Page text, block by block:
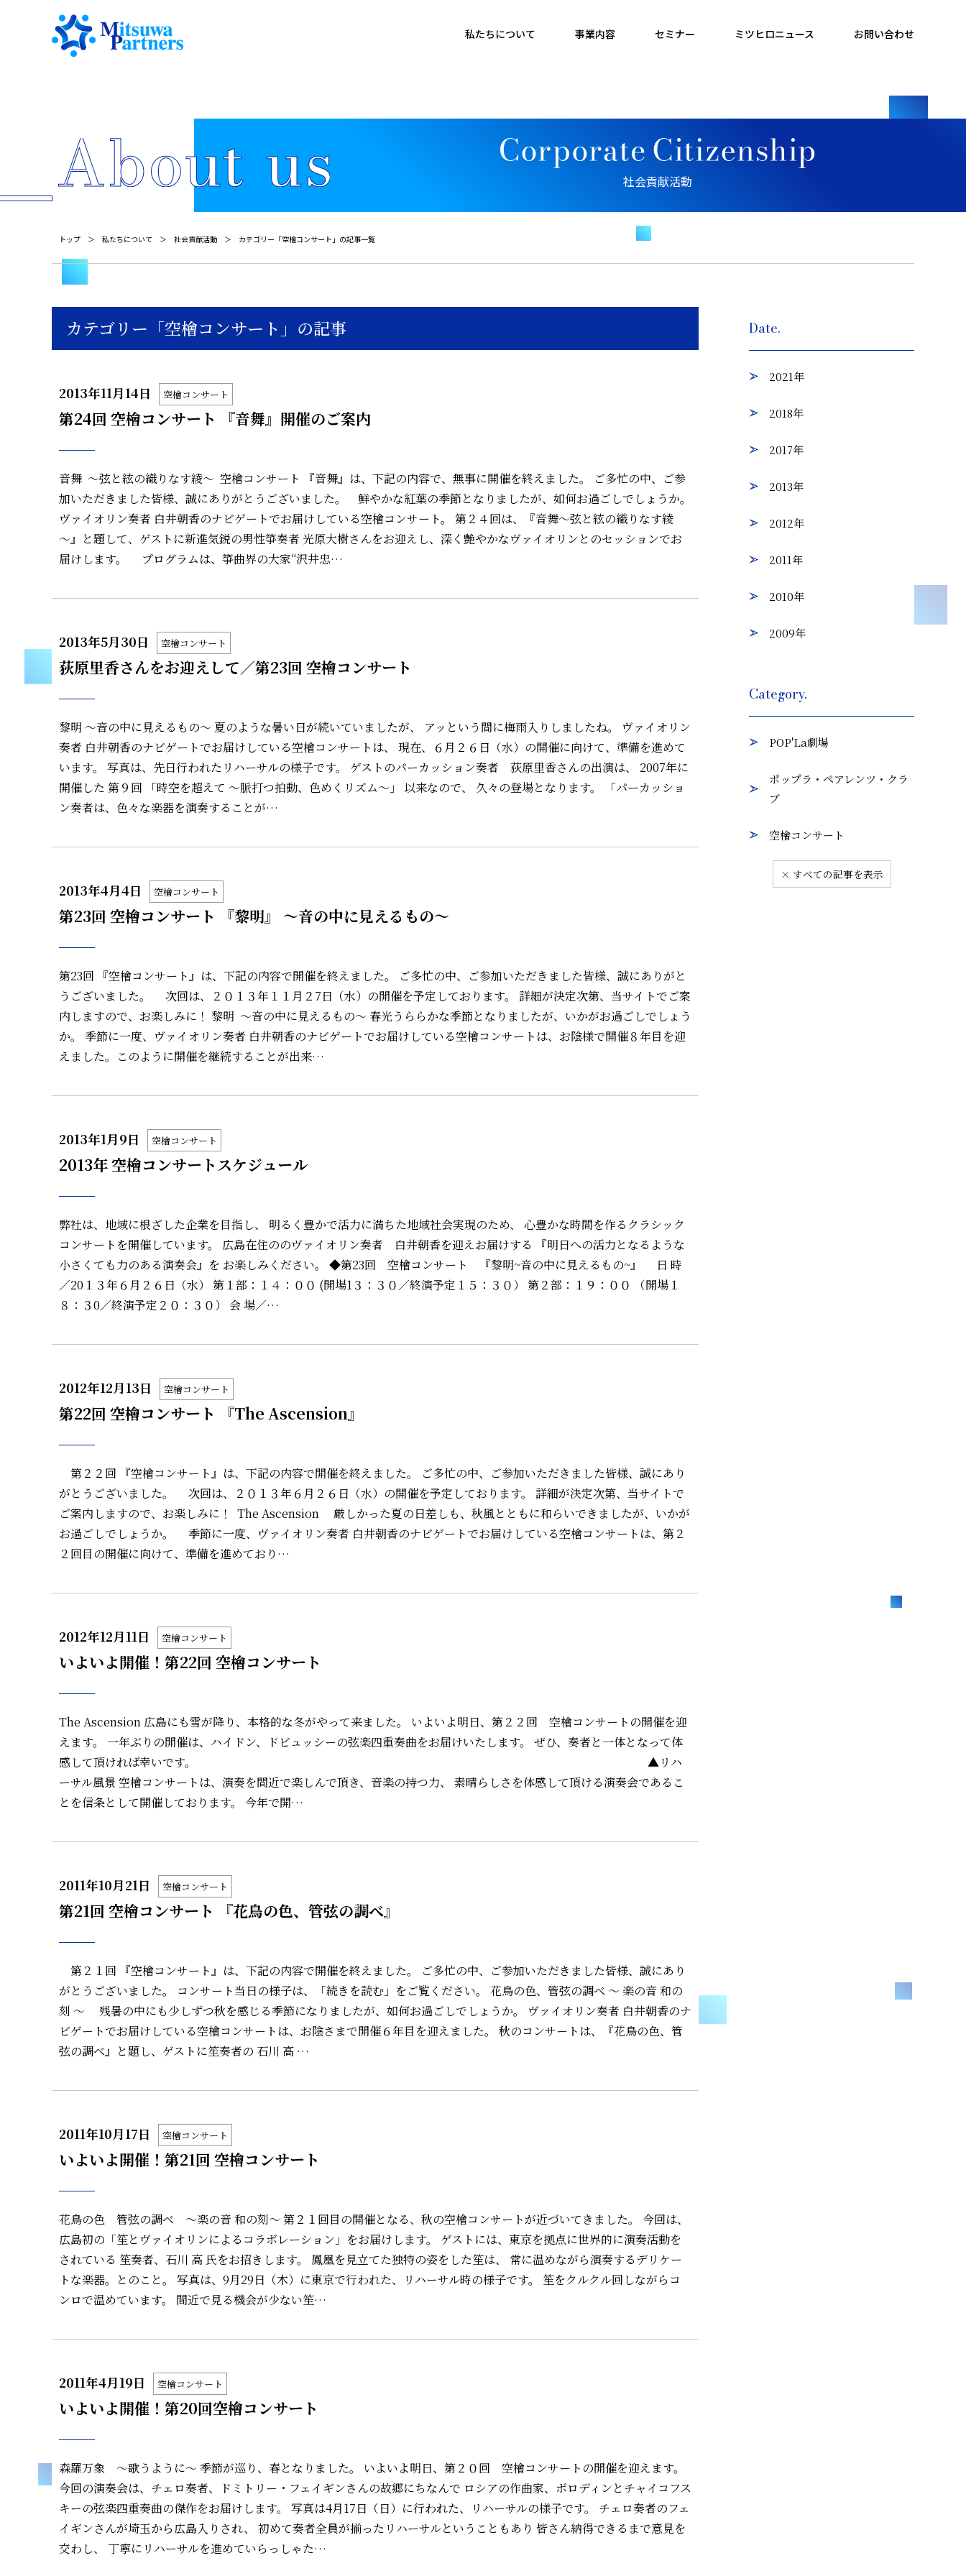
私たちについて 事業内容 セミナー ミツヒロニュース お問い合わせ
社会貢献活動
トップ 私たちについて 社会貢献活動 カテゴリー「空檜コンサート」の記事一覧
カテゴリー「空檜コンサート」の記事
2013年11月14日 空檜コンサート
第24回 空檜コンサート 『音舞』開催のご案内
音舞 ～弦と絃の織りなす綾～ 空檜コンサート 『音舞』は、下記の内容で、無事に開催を終えました。 ご多忙の中、ご参
加いただきました皆様、誠にありがとうございました。 鮮やかな紅葉の季節となりましたが、如何お過ごしでしょうか。
ヴァイオリン奏者 白井朝香のナビゲートでお届けしている空檜コンサート。 第２４回は、『音舞～弦と絃の織りなす綾
～』と題して、ゲストに新進気鋭の男性箏奏者 光原大樹さんをお迎えし、深く艶やかなヴァイオリンとのセッションでお
届けします。 プログラムは、箏曲界の大家“沢井忠…
2013年5月30日 空檜コンサート
荻原里香さんをお迎えして／第23回 空檜コンサート
黎明 ～音の中に見えるもの～ 夏のような暑い日が続いていましたが、 アッという間に梅雨入りしましたね。 ヴァイオリン
奏者 白井朝香のナビゲートでお届けしている空檜コンサートは、 現在、６月２６日（水）の開催に向けて、準備を進めて
います。 写真は、先日行われたリハーサルの様子です。 ゲストのパーカッション奏者 荻原里香さんの出演は、 2007年に
開催した 第９回 「時空を超えて ～脈打つ拍動、色めくリズム～」 以来なので、 久々の登場となります。 「パーカッショ
ン奏者は、色々な楽器を演奏することが…
2013年4月4日 空檜コンサート
第23回 空檜コンサート 『黎明』 ～音の中に見えるもの～
第23回 『空檜コンサート』は、下記の内容で開催を終えました。 ご多忙の中、ご参加いただきました皆様、誠にありがと
うございました。 次回は、２０１３年１１月２7日（水）の開催を予定しております。 詳細が決定次第、当サイトでご案
内しますので、お楽しみに！ 黎明 ～音の中に見えるもの～ 春光うららかな季節となりましたが、いかがお過ごしでしょう
か。 季節に一度、ヴァイオリン奏者 白井朝香のナビゲートでお届けしている空檜コンサートは、お陰様で開催８年目を迎
えました。このように開催を継続することが出来…
2013年1月9日 空檜コンサート
2013年 空檜コンサートスケジュール
弊社は、地域に根ざした企業を目指し、 明るく豊かで活力に満ちた地域社会実現のため、 心豊かな時間を作るクラシック
コンサートを開催しています。 広島在住ののヴァイオリン奏者 白井朝香を迎えお届けする 『明日への活力となるような
小さくても力のある演奏会』を お楽しみください。 ◆第23回 空檜コンサート 『黎明~音の中に見えるもの~』 日 時
／20１３年６月２６日（水） 第１部：１４：００ (開場1３：３０／終演予定１５：３０） 第２部：１９：００ （開場１
８：３0／終演予定２０：３０） 会 場／…
2012年12月13日 空檜コンサート
第22回 空檜コンサート 『The Ascension』
第２２回 『空檜コンサート』は、下記の内容で開催を終えました。 ご多忙の中、ご参加いただきました皆様、誠にあり
がとうございました。 次回は、２０１３年６月２６日（水）の開催を予定しております。 詳細が決定次第、当サイトで
ご案内しますので、お楽しみに！ The Ascension 厳しかった夏の日差しも、秋風とともに和らいできましたが、いかが
お過ごしでしょうか。 季節に一度、ヴァイオリン奏者 白井朝香のナビゲートでお届けしている空檜コンサートは、第２
２回目の開催に向けて、準備を進めており…
2012年12月11日 空檜コンサート
いよいよ開催！第22回 空檜コンサート
The Ascension 広島にも雪が降り、本格的な冬がやって来ました。 いよいよ明日、第２２回 空檜コンサートの開催を迎
えます。 一年ぶりの開催は、ハイドン、ドビュッシーの弦楽四重奏曲をお届けいたします。 ぜひ、奏者と一体となって体
感して頂ければ幸いです。 ▲リハ
ーサル風景 空檜コンサートは、演奏を間近で楽しんで頂き、音楽の持つ力、 素晴らしさを体感して頂ける演奏会であるこ
とを信条として開催しております。 今年で開…
2011年10月21日 空檜コンサート
第21回 空檜コンサート 『花鳥の色、管弦の調べ』
第２１回 『空檜コンサート』は、下記の内容で開催を終えました。 ご多忙の中、ご参加いただきました皆様、誠にあり
がとうございました。 コンサート当日の様子は、「続きを読む」をご覧ください。 花鳥の色、管弦の調べ ～ 楽の音 和の
刻 ～ 残暑の中にも少しずつ秋を感じる季節になりましたが、如何お過ごしでしょうか。 ヴァイオリン奏者 白井朝香のナ
ビゲートでお届けしている空檜コンサートは、お陰さまで開催６年目を迎えました。 秋のコンサートは、『花鳥の色、管
弦の調べ』と題し、ゲストに笙奏者の 石川 高 …
2011年10月17日 空檜コンサート
いよいよ開催！第21回 空檜コンサート
花鳥の色 管弦の調べ ～楽の音 和の刻～ 第２１回目の開催となる、秋の空檜コンサートが近づいてきました。 今回は、
広島初の「笙とヴァイオリンによるコラボレーション」をお届けします。 ゲストには、東京を拠点に世界的に演奏活動を
されている 笙奏者、石川 高 氏をお招きします。 鳳凰を見立てた独特の姿をした笙は、 常に温めながら演奏するデリケー
トな楽器。とのこと。 写真は、9月29日（木）に東京で行われた、リハーサル時の様子です。 笙をクルクル回しながらコ
ンロで温めています。 間近で見る機会が少ない笙…
2011年4月19日 空檜コンサート
いよいよ開催！第20回空檜コンサート
森羅万象 ～歌うように～ 季節が巡り、春となりました。 いよいよ明日、第２０回 空檜コンサートの開催を迎えます。
今回の演奏会は、チェロ奏者、ドミトリー・フェイギンさんの故郷にちなんで ロシアの作曲家、ボロディンとチャイコフス
キーの弦楽四重奏曲の傑作をお届けします。 写真は4月17日（日）に行われた、リハーサルの様子です。 チェロ奏者のフェ
イギンさんが埼玉から広島入りされ、 初めて奏者全員が揃ったリハーサルということもあり 皆さん納得できるまで意見を
交わし、 丁寧にリハーサルを進めていらっしゃた…
Date.
2021年
2018年
2017年
2013年
2012年
2011年
2010年
2009年
Category.
POP'La劇場
ポップラ・ペアレンツ・クラ
ブ
空檜コンサート
× すべての記事を表示